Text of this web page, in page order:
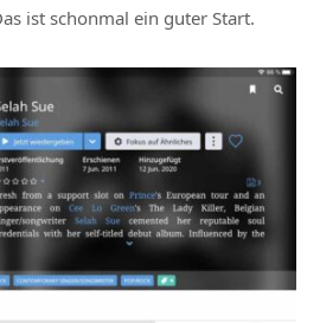
ist schonmal ein guter Start.